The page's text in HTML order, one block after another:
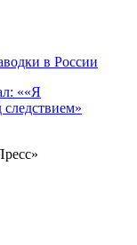
в России
««Я
следствием»